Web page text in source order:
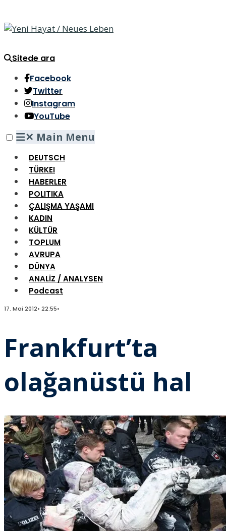
Sitede ara
Facebook
Twitter
Instagram
YouTube
✕ Main Menu
DEUTSCH
TÜRKEI
HABERLER
POLITIKA
ÇALIŞMA YAŞAMI
KADIN
KÜLTÜR
TOPLUM
AVRUPA
DÜNYA
ANALİZ / ANALYSEN
Podcast
17. Mai 2012• 22:55•
Frankfurt’ta
olağanüstü hal